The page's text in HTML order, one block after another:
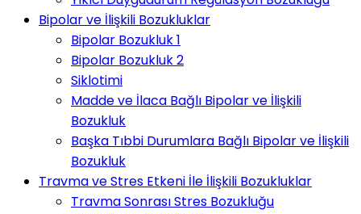
Bipolar ve İlişkili Bozukluklar
Bipolar Bozukluk 1
Bipolar Bozukluk 2
Siklotimi
Madde ve İlaca Bağlı Bipolar ve İlişkili
Bozukluk
Başka Tıbbi Durumlara Bağlı Bipolar ve İlişkili
Bozukluk
Travma ve Stres Etkeni İle İlişkili Bozukluklar
Travma Sonrası Stres Bozukluğu